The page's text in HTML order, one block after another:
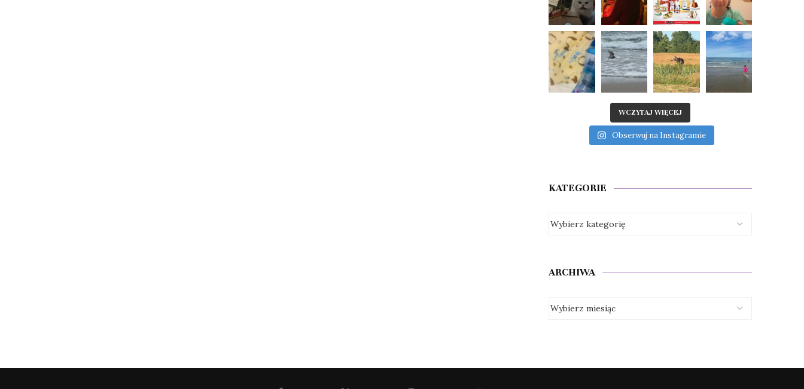
WCZYTAJ WIĘCEJ
Obserwuj na Instagramie
KATEGORIE
ARCHIWA